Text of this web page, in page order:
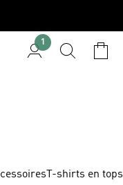
1
T-shirts en tops